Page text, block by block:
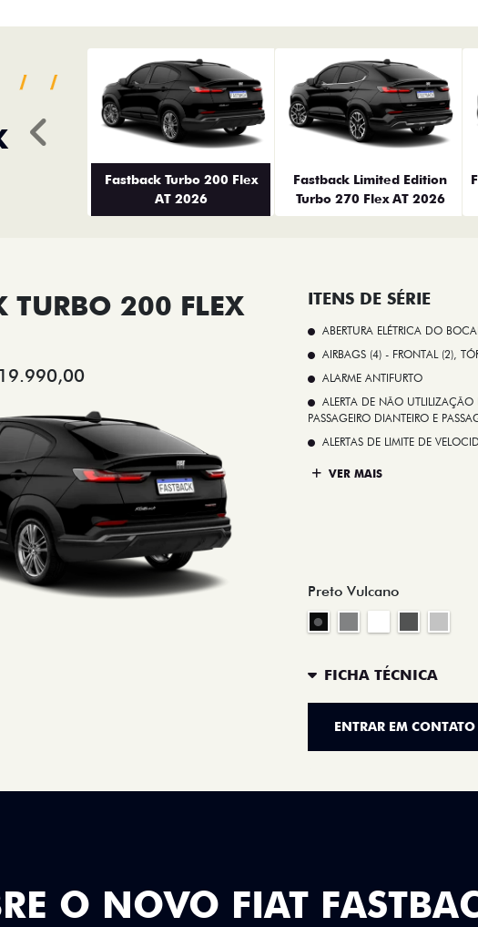
Fastback Turbo 200 Flex
AT 2026
Fastback Limited Edition
Turbo 270 Flex AT 2026
Anterior
TURBO 200 FLEX
ITENS DE SÉRIE
ABERTURA ELÉTRICA DO
AIRBAGS (4) - FRONTAL (2),
ALARME ANTIFURTO
ALERTA DE NÃO
PASSAGEIRO DIANTEIRO E
ALERTAS DE LIMITE DE
VER MAIS
Preto Vulcano
FICHA TÉCNICA
ENTRAR EM CONTATO
O NOVO FIAT